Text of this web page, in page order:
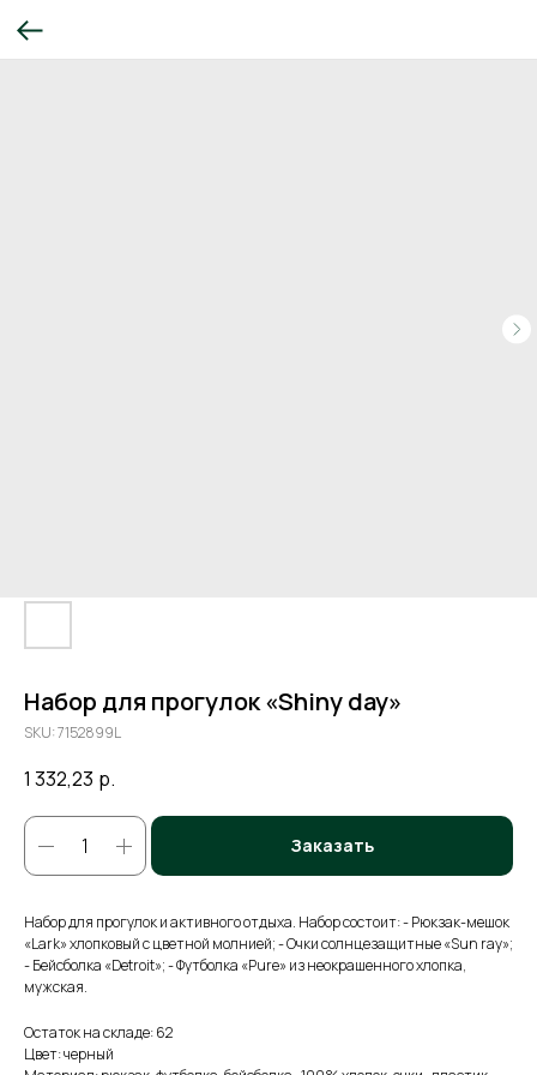
Набор для прогулок «Shiny day»
SKU:7152899L
1 332,23 р.
Заказать
Набор для прогулок и активного отдыха. Набор состоит: - Рюкзак-мешок
«Lark» хлопковый с цветной молнией; - Очки солнцезащитные «Sun ray»;
- Бейсболка «Detroit»; - Футболка «Pure» из неокрашенного хлопка,
мужская.
Остаток на складе: 62
Цвет: черный